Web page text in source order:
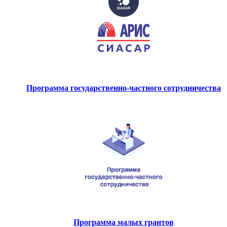
Программа государственно-частного сотрудничества
Программа малых грантов